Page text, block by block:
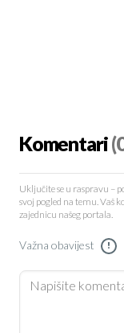
Komentari
Uključite se u raspravu –
svoj pogled na temu. Vaš
zajednicu našeg portala.
Važna obavijest !